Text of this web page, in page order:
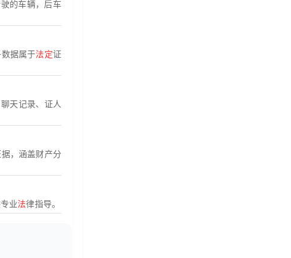
的车辆，后车
数据属于法定证
天记录、证人
，涵盖财产分
业法律指导。